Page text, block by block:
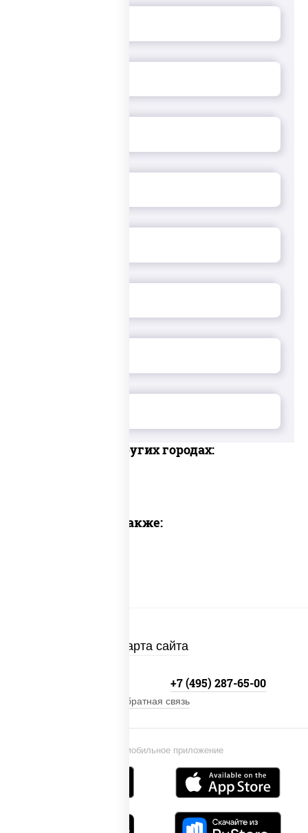
Доставка в других городах:
Предлагаем также:
Карта сайта
Установи мобильное приложение
+7 (495) 287-65-00
Обратная связь